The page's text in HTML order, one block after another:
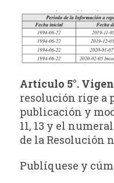
Artículo 5°.
resolución rige a
publicación y
11, 13 y el
de la Resolución
Publíquese y